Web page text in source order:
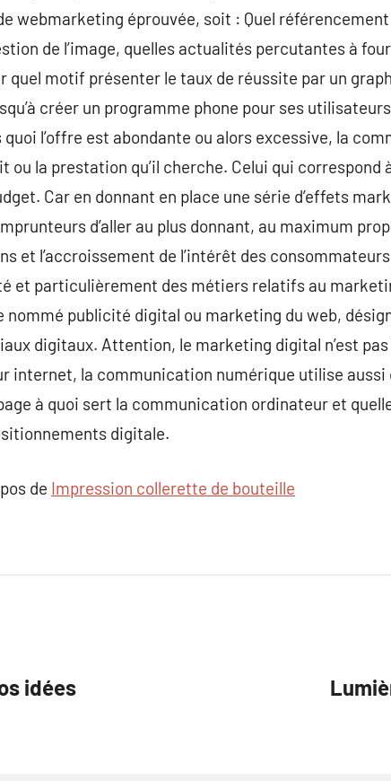
webmarketing éprouvée, soit : Quel
de l’image, quelles actualités percutantes à
quel motif présenter le taux de réussite par un
créer un programme phone pour ses
l’offre est abondante ou alors excessive, la
ou la prestation qu’il cherche. Celui qui correspond
Car en donnant en place une série d’effets
d’aller au plus donnant, au maximum
et l’accroissement de l’intérêt des
et particulièrement des métiers relatifs au
publicité digital ou marketing du web,
digitaux. Attention, le marketing digital n’est
internet, la communication numérique utilise aussi
à quoi sert la communication ordinateur et
digitale.
de Impression collerette de bouteille
idées